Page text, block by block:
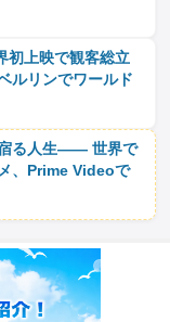
初上映で観客総立
ルリンでワールド
宿る人生―― 世界で
、Prime Videoで